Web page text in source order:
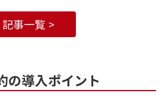
記事一覧
の導入ポイント